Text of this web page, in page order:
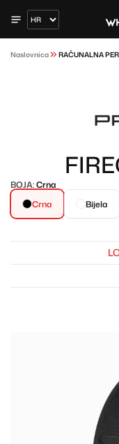
Naslovnica RAČUNALNA
BOJA:Crna
Crna
Bijela